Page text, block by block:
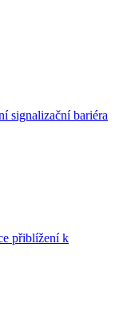
signalizační bariéra
přiblížení k